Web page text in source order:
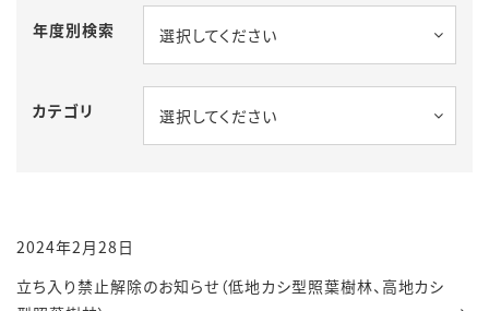
年度別検索 選択してください
カテゴリ 選択してください
2024年2月28日
立ち入り禁止解除のお知らせ（低地カシ型照葉樹林、高地カシ